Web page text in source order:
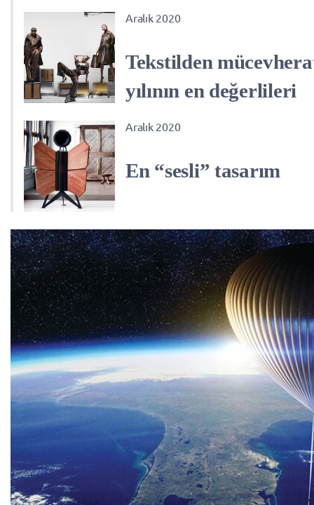
Aralık 2020
Tekstilden
yılının en değerlileri
Aralık 2020
En “sesli” tasarım